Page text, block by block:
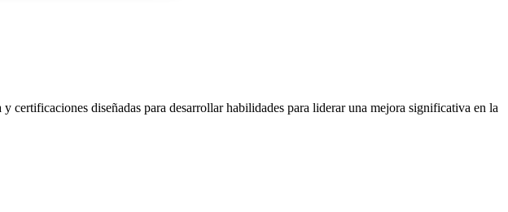
diseñadas para desarrollar habilidades para liderar una mejora significativa en la